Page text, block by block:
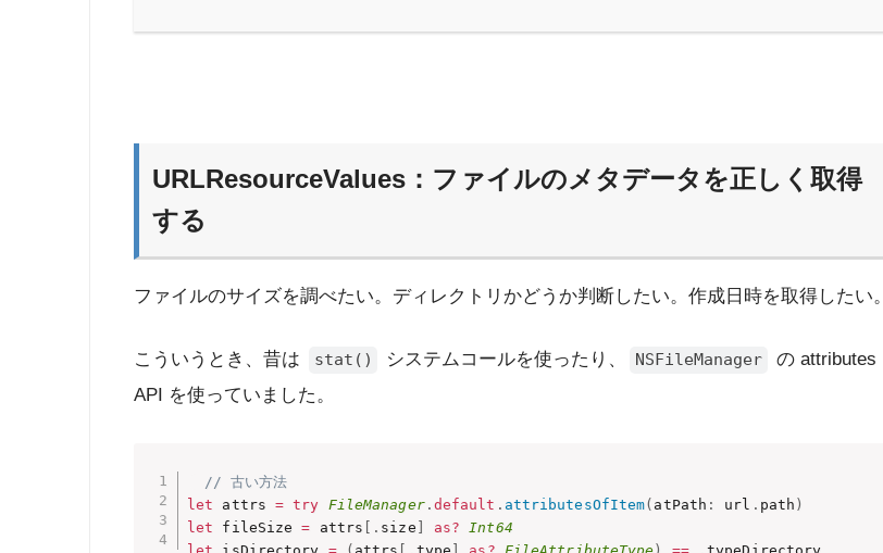
URLResourceValues：ファイルのメタデータを正しく取得
する
ファイルのサイズを調べたい。ディレクトリかどうか判断したい。作成日時を取得したい。
こういうとき、昔は stat() システムコールを使ったり、 NSFileManager
の attributes
API を使っていました。
// 古い方法
let attrs = try FileManager. default . attributesOfItem( atPath : url . path )
let fileSize = attrs . size as?
Int64